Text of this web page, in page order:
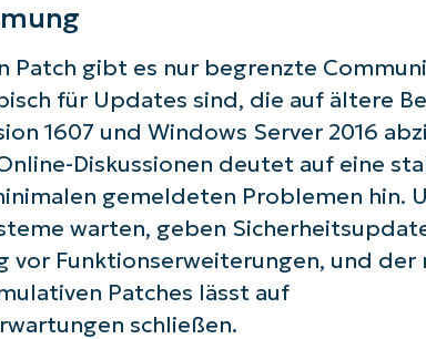
Patch gibt es nur begrenzte
für Updates sind, die auf ältere
1607 und Windows Server 2016
Diskussionen deutet auf eine
gemeldeten Problemen hin.
warten, geben
vor Funktionserweiterungen, und
Patches lässt auf
schließen.